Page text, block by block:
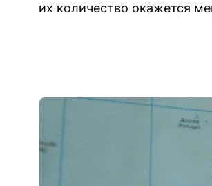
их количество окажется